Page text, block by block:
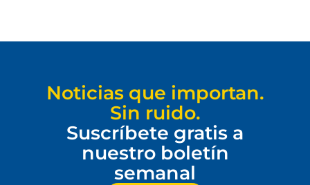
Noticias que importan.
Sin ruido.
Suscríbete gratis a
nuestro boletín
semanal